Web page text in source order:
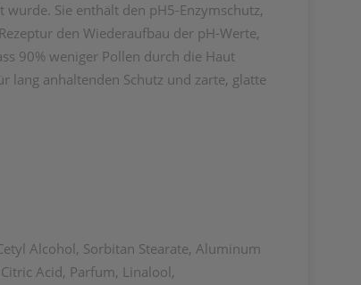
Sie enthält den pH5-Enzymschutz,
den Wiederaufbau der pH-Werte,
90% weniger Pollen durch die Haut
lang anhaltenden Schutz und zarte, glatte
Alcohol, Sorbitan Stearate, Aluminum
Acid, Parfum, Linalool,